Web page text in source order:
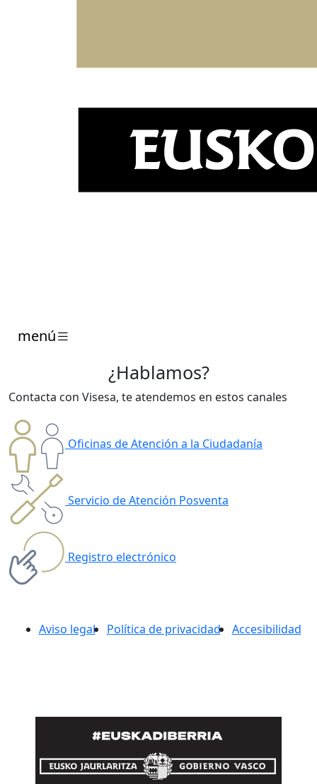
menú
¿Hablamos?
Contacta con Visesa, te atendemos en estos canales
Oficinas de Atención a la Ciudadanía
Servicio de Atención Posventa
Registro electrónico
Aviso legal Política de privacidad Accesibilidad